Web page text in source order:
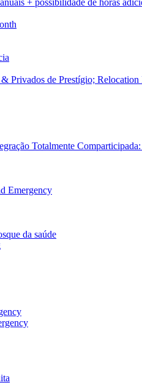
Privados de Prestígio; Relocation
Totalmente
Emergency
da saúde